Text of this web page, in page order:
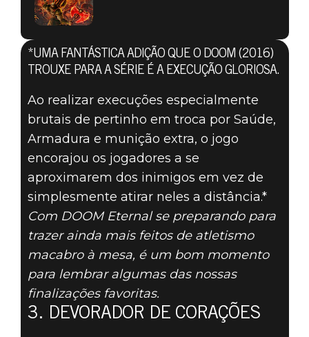
DOOM® Eternal
26 de agosto de 2019
AS 5
MELHORES
EXECUÇÕES
GLORIOSAS EM
DOOM - #3:
DEVORADOR DE
CORAÇÕES
*UMA FANTÁSTICA ADIÇÃO QUE O DOOM (2016)
TROUXE PARA A SÉRIE É A EXECUÇÃO GLORIOSA.
Ao realizar execuções especialmente
brutais de pertinho em troca por Saúde,
Armadura e munição extra, o jogo
encorajou os jogadores a se
aproximarem dos inimigos em vez de
simplesmente atirar neles a distância.*
Com DOOM Eternal se preparando para
trazer ainda mais feitos de atletismo
macabro à mesa, é um bom momento
para lembrar algumas das nossas
finalizações favoritas.
3. DEVORADOR DE CORAÇÕES